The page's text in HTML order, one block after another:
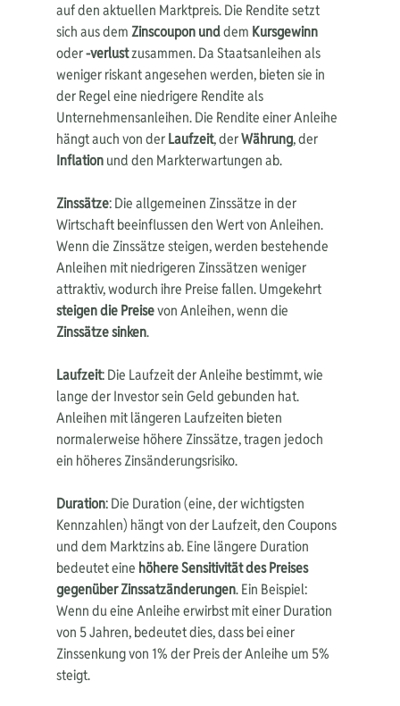
auf den aktuellen Marktpreis. Die Rendite setzt
sich aus dem Zinscoupon und dem Kursgewinn
oder -verlust zusammen. Da Staatsanleihen als
weniger riskant angesehen werden, bieten sie in
der Regel eine niedrigere Rendite als
Unternehmensanleihen. Die Rendite einer Anleihe
hängt auch von der Laufzeit, der Währung, der
Inflation und den Markterwartungen ab.
Zinssätze: Die allgemeinen Zinssätze in der
Wirtschaft beeinflussen den Wert von Anleihen.
Wenn die Zinssätze steigen, werden bestehende
Anleihen mit niedrigeren Zinssätzen weniger
attraktiv, wodurch ihre Preise fallen. Umgekehrt
steigen die Preise von Anleihen, wenn die
Zinssätze sinken.
Laufzeit: Die Laufzeit der Anleihe bestimmt, wie
lange der Investor sein Geld gebunden hat.
Anleihen mit längeren Laufzeiten bieten
normalerweise höhere Zinssätze, tragen jedoch
ein höheres Zinsänderungsrisiko.
Duration: Die Duration (eine, der wichtigsten
Kennzahlen) hängt von der Laufzeit, den Coupons
und dem Marktzins ab. Eine längere Duration
bedeutet eine höhere Sensitivität des Preises
gegenüber Zinssatzänderungen. Ein Beispiel:
Wenn du eine Anleihe erwirbst mit einer Duration
von 5 Jahren, bedeutet dies, dass bei einer
Zinssenkung von 1% der Preis der Anleihe um 5%
steigt.